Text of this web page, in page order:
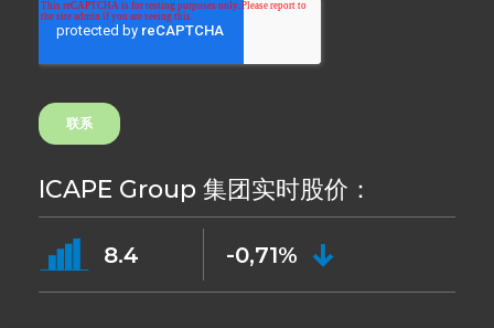
ICAPE Group 集团实时股价：
8.4 -0,71%